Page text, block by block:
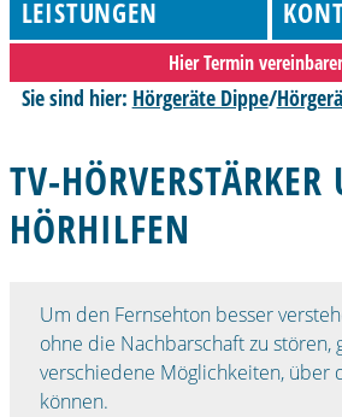
Hier Termin
LEISTUNGEN
Sie sind hier: Hörgeräte Dippe/
TV-HÖRVERSTÄRKER
HÖRHILFEN
Um den Fernsehton besser
ohne die Nachbarschaft zu stören,
verschiedene Möglichkeiten, über
können.